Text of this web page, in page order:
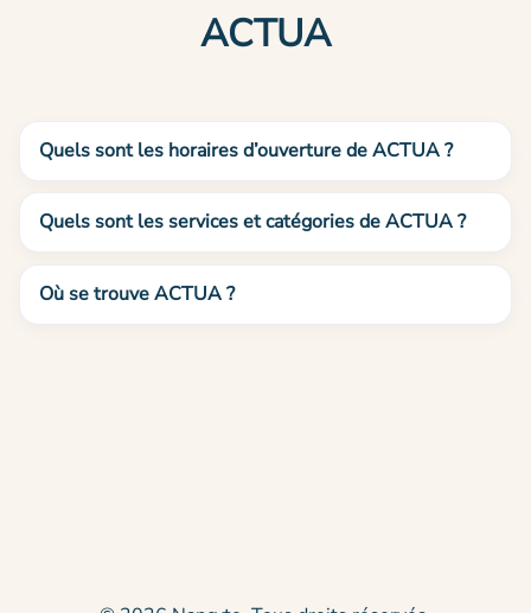
ACTUA
Quels sont les horaires d’ouverture de ACTUA ?
Quels sont les services et catégories de ACTUA ?
Où se trouve ACTUA ?